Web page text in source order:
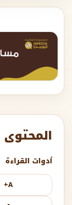
المحتوى
أدوات القراءة
A+